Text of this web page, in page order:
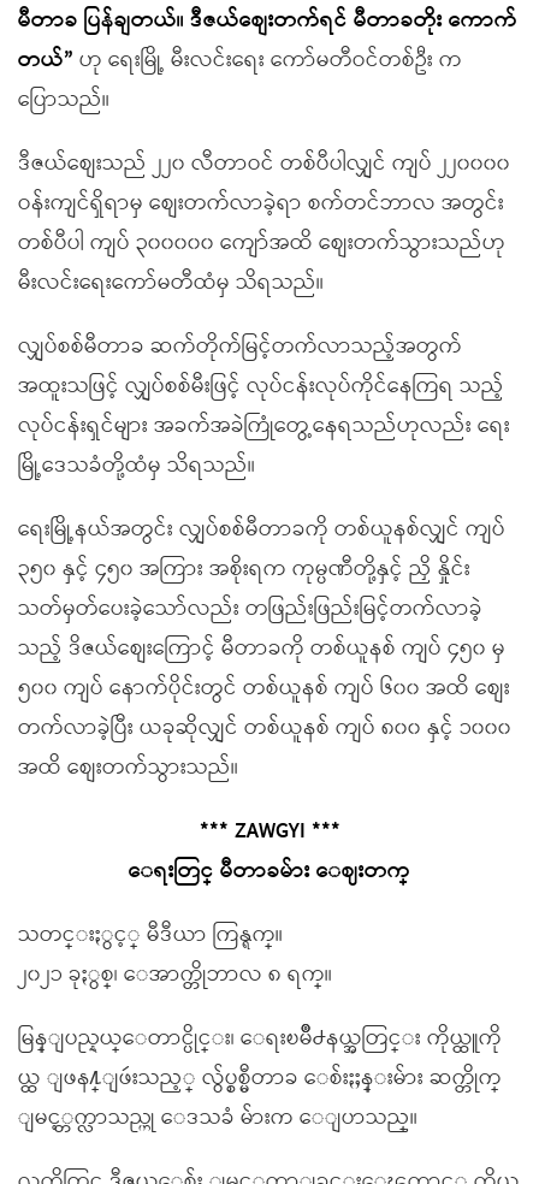
မီတာခ ပြန်ချတယ်။ ဒီဇယ်စျေးတက်ရင် မီတာခတိုး ကောက်
တယ်” ဟု ရေးမြို့ မီးလင်းရေး ကော်မတီဝင်တစ်ဦး က
ပြောသည်။
ဒီဇယ်စျေးသည် ၂၂၀ လီတာဝင် တစ်ပီပါလျှင် ကျပ် ၂၂၀၀၀၀
ဝန်းကျင်ရှိရာမှ စျေးတက်လာခဲ့ရာ စက်တင်ဘာလ အတွင်း
တစ်ပီပါ ကျပ် ၃၀၀၀၀၀ ကျော်အထိ စျေးတက်သွားသည်ဟု
မီးလင်းရေးကော်မတီထံမှ သိရသည်။
လျှပ်စစ်မီတာခ ဆက်တိုက်မြင့်တက်လာသည့်အတွက်
အထူးသဖြင့် လျှပ်စစ်မီးဖြင့် လုပ်ငန်းလုပ်ကိုင်နေကြရ သည့်
လုပ်ငန်းရှင်များ အခက်အခဲကြုံတွေ့နေရသည်ဟုလည်း ရေး
မြို့ဒေသခံတို့ထံမှ သိရသည်။
ရေးမြို့နယ်အတွင်း လျှပ်စစ်မီတာခကို တစ်ယူနစ်လျှင် ကျပ်
၃၅၀ နှင့် ၄၅၀ အကြား အစိုးရက ကုမ္ပဏီတို့နှင့် ညှိ နှိုင်း
သတ်မှတ်ပေးခဲ့သော်လည်း တဖြည်းဖြည်းမြင့်တက်လာခဲ့
သည့် ဒိဇယ်စျေးကြောင့် မီတာခကို တစ်ယူနစ် ကျပ် ၄၅၀ မှ
၅၀၀ ကျပ် နောက်ပိုင်းတွင် တစ်ယူနစ် ကျပ် ၆၀၀ အထိ စျေး
တက်လာခဲ့ပြီး ယခုဆိုလျှင် တစ်ယူနစ် ကျပ် ၈၀၀ နှင့် ၁၀၀၀
အထိ စျေးတက်သွားသည်။
*** ZAWGYI ***
ေရးတြင္ မီတာခမ်ား ေဈးတက္
သတင္းႏွင့္ မီဒီယာ ကြန္ရက္။
၂၀၂၁ ခုႏွစ္၊ ေအာက္တိုဘာလ ၈ ရက္။
မြန္ျပည္နယ္ေတာင္ပိုင္း၊ ေရးၿမိဳ႕နယ္အတြင္း ကိုယ္ထူကို
ယ္ထ ျဖန႔္ျဖဴးသည့္ လွ်ပ္စစ္မီတာခ ေစ်းႏႈန္းမ်ား ဆက္တိုက္
ျမင့္တက္လာသည္ဟု ေဒသခံ မ်ားက ေျပာသည္။